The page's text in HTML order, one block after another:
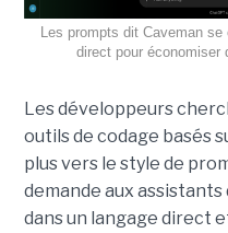
Les prompts dit Caveman
direct pour économiser
Les développeurs
outils de codage basés
plus vers le style de
demande aux
dans un langage direct